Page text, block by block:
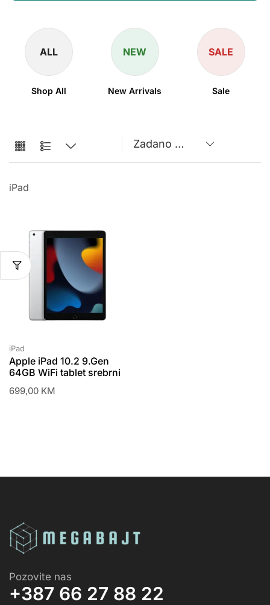
ALL
Shop All
NEW
New Arrivals
SALE
Sale
iPad
iPad
Apple iPad 10.2 9.Gen
64GB WiFi tablet srebrni
699,00 KM
Pozovite nas
+387 66 27 88 22